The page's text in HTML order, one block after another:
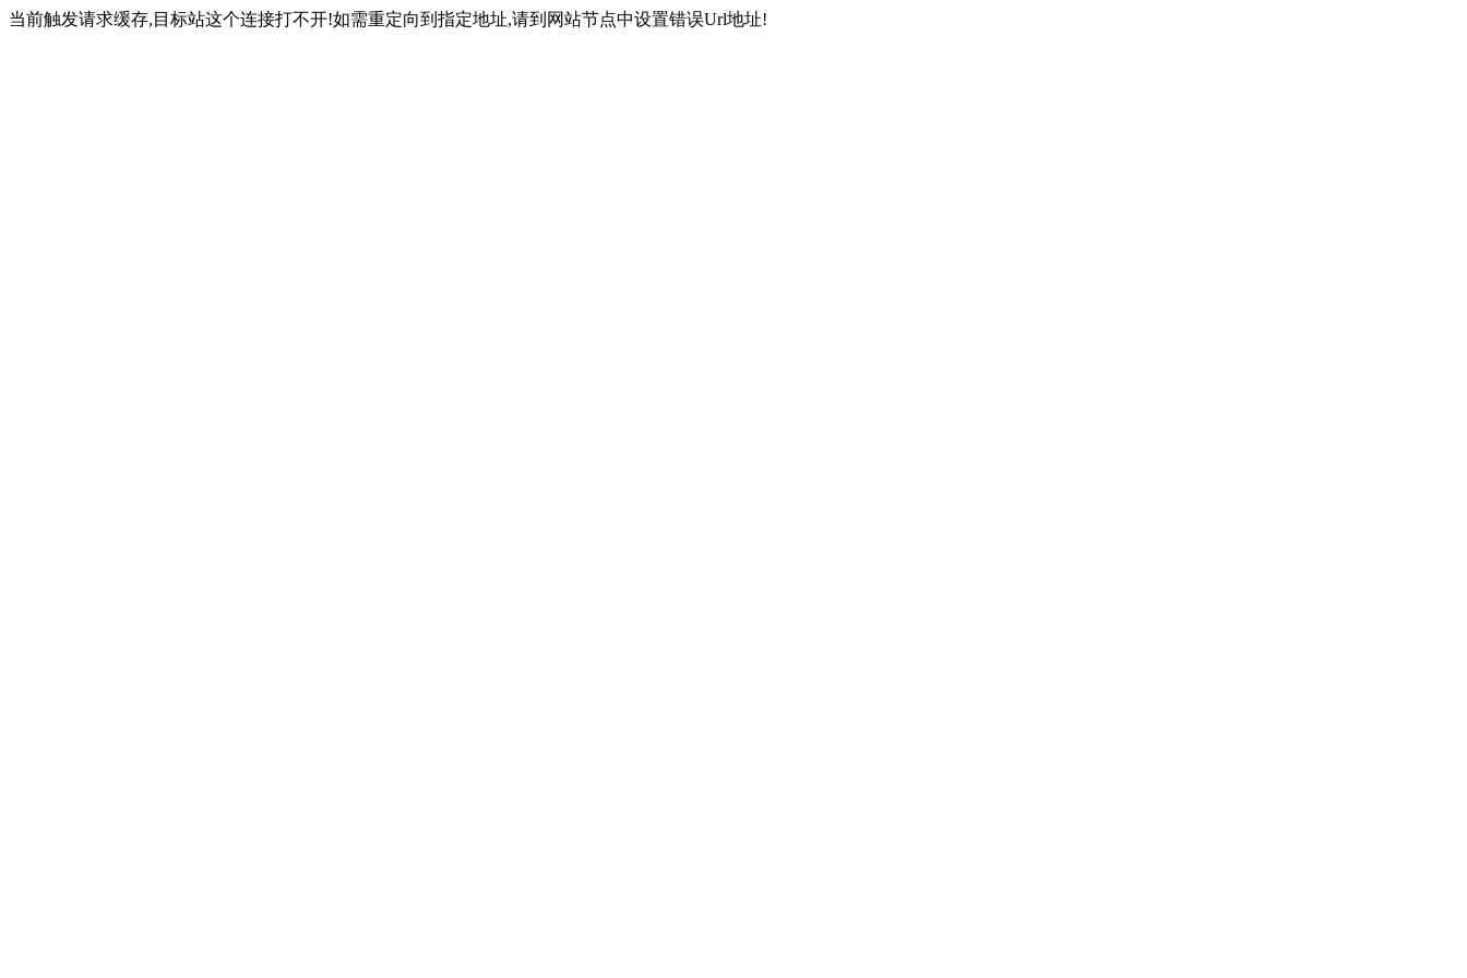
当前触发请求缓存,目标站这个连接打不开!如需重定向到指定地址,请到网站节点中设置错误Url地址!